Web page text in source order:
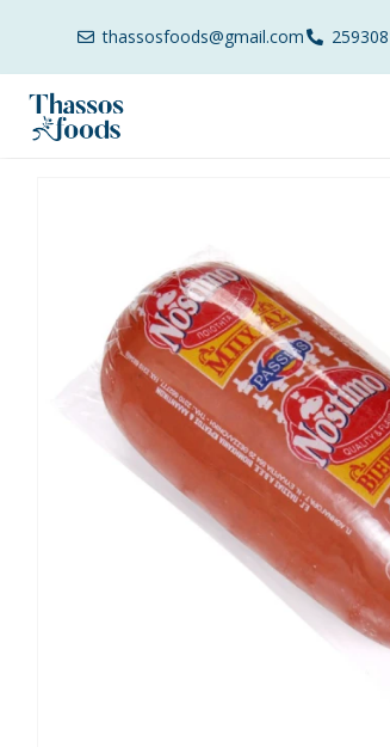
thassosfoods@gmail.com